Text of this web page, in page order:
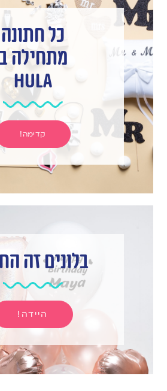
כל חתונה
מתחילה
hula
קדימה!
בלונים זה
היידה!